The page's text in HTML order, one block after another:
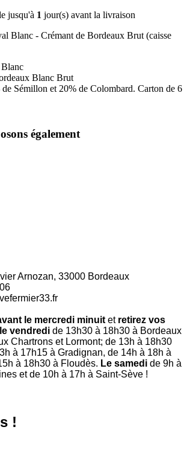
jusqu'à 1 jour(s) avant la livraison
Blanc Brut
de Sémillon et 20% de Colombard. Carton de 6
également
Arnozan, 33000 Bordeaux
le mercredi minuit et retirez vos
vendredi de 13h30 à 18h30 à Bordeaux
Chartrons et Lormont; de 13h à 18h30
à 17h15 à Gradignan, de 14h à 18h à
à 18h30 à Floudès. Le samedi de 9h à
et de 10h à 17h à Saint-Sève !
!